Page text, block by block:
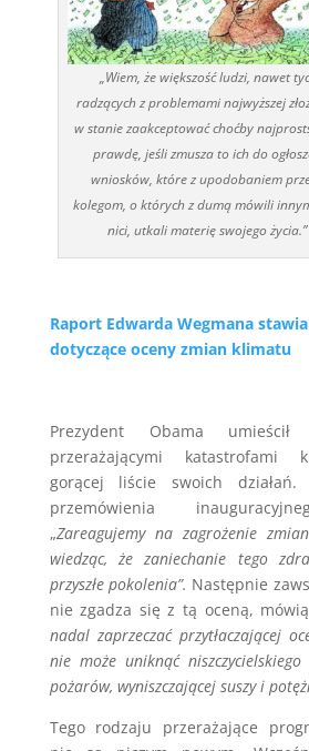
„Wiem, że większość ludzi, nawet
radzących z problemami najwyższej
w stanie zaakceptować choćby
prawdę, jeśli zmusza to ich do
wniosków, które z upodobaniem
kolegom, o których z dumą mówili
nici, utkali materię swojego życia.”
Raport Edwarda Wegmana
dotyczące oceny zmian klimatu
Prezydent Obama
przerażającymi katastrofami
gorącej liście swoich działań.
przemówienia
„Zareagujemy na zagrożenie
wiedząc, że zaniechanie tego
przyszłe pokolenia”. Następnie
nie zgadza się z tą oceną,
nadal zaprzeczać przytłaczającej
nie może uniknąć niszczycielskiego
pożarów, wyniszczającej suszy i
Tego rodzaju przerażające